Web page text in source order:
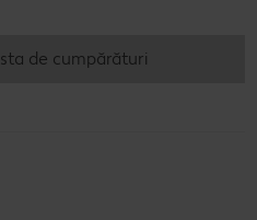
de cumpărături